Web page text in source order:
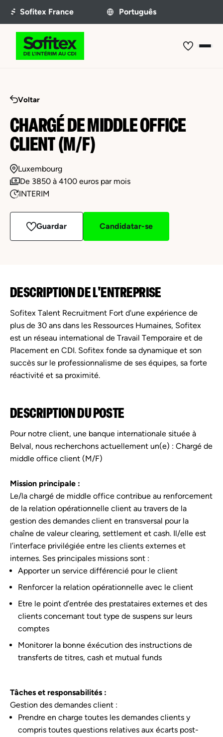
Voltar
CHARGÉ DE MIDDLE OFFICE
CLIENT (M/F)
Luxembourg
De 3850 à 4100 euros par mois
INTERIM
Guardar Candidatar-se
DESCRIPTION DE L'ENTREPRISE
Sofitex Talent Recruitment Fort d'une expérience de
plus de 30 ans dans les Ressources Humaines, Sofitex
est un réseau international de Travail Temporaire et de
Placement en CDI. Sofitex fonde sa dynamique et son
succès sur le professionnalisme de ses équipes, sa forte
réactivité et sa proximité.
DESCRIPTION DU POSTE
Pour notre client, une banque internationale située à
Belval, nous recherchons actuellement un(e) : Chargé de
middle office client (M/F)
Mission principale :
Le/la chargé de middle office contribue au renforcement
de la relation opérationnelle client au travers de la
gestion des demandes client en transversal pour la
chaîne de valeur clearing, settlement et cash. Il/elle est
l’interface privilégiée entre les clients externes et
internes. Ses principales missions sont :
Apporter un service différencié pour le client
Renforcer la relation opérationnelle avec le client
Etre le point d’entrée des prestataires externes et des
clients concernant tout type de suspens sur leurs
comptes
Monitorer la bonne éxécution des instructions de
transferts de titres, cash et mutual funds
Tâches et responsabilités :
Gestion des demandes client :
Prendre en charge toutes les demandes clients y
compris toutes questions relatives aux écarts post-